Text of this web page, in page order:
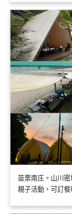
苗栗南庄。山川
親子活動，可訂